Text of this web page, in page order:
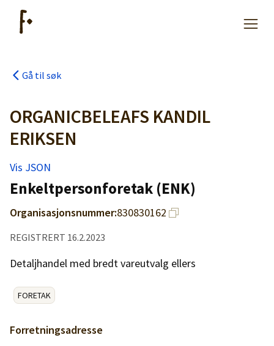
Hjelp
Kjøpe lister
Priser
Logg inn
Lag konto
Gå til søk
ORGANICBELEAFS KANDIL
ERIKSEN
Vis JSON
Enkeltpersonforetak (ENK)
Organisasjonsnummer:830830162
REGISTRERT 16.2.2023
Detaljhandel med bredt vareutvalg ellers
FORETAK
Forretningsadresse